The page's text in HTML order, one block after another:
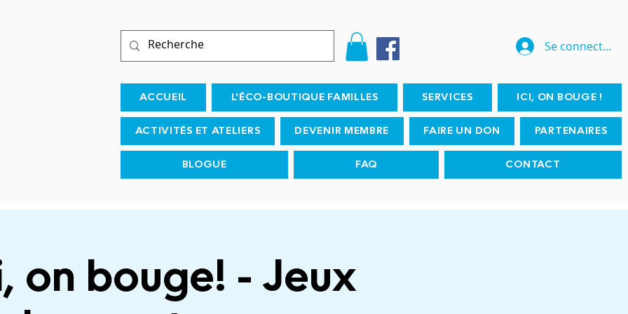
Se connecter
ACCUEIL L'ÉCO-BOUTIQUE FAMILLES SERVICES ICI, ON BOUGE !
ACTIVITÉS ET ATELIERS DEVENIR MEMBRE FAIRE UN DON PARTENAIRES
BLOGUE FAQ CONTACT
on bouge! - Jeux